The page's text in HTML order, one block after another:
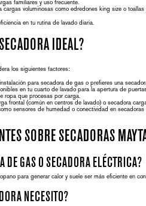
familiares y uso frecuente.
cargas voluminosas como edredones king size o
en tu rutina de lavado diaria.
IDEAL?
los siguientes factores:
para secadora de gas o prefieres una
en tu cuarto de lavado para la apertura de
ropa que procesas por carga.
frontal (común en centros de lavado) o secadora
sensores de humedad o conectividad en secadoras
SOBRE SECADORAS
DE GAS O SECADORA ELÉCTRICA?
para generar calor y suele ser más eficiente en
NECESITO?